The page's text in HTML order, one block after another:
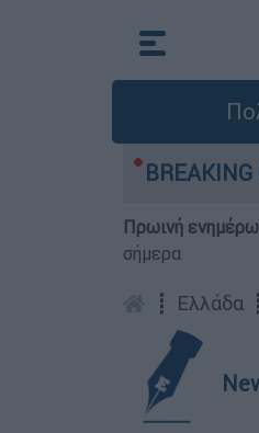
τη μεγάλη φωτιά τη
Πρωινή
σήμερα
┋ Ελλάδα